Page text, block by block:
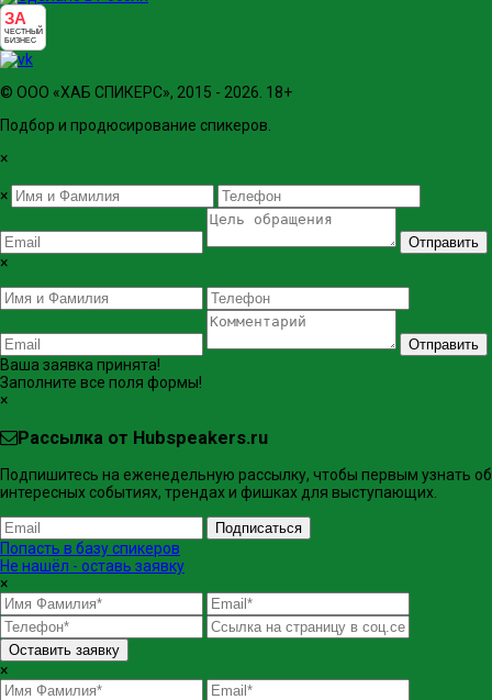
ЗА
ЧЕСТНЫЙ
БИЗНЕС
© ООО «ХАБ СПИКЕРС», 2015 - 2026. 18+
Подбор и продюсирование спикеров.
×
×
Отправить
×
Отправить
Ваша заявка принята!
Заполните все поля формы!
×
Рассылка от Hubspeakers.ru
Подпишитесь на еженедельную рассылку, чтобы первым узнать об
интересных событиях, трендах и фишках ​для выступающих.
Подписаться
Попасть в базу спикеров
Не нашёл - оставь заявку
×
Оставить заявку
×